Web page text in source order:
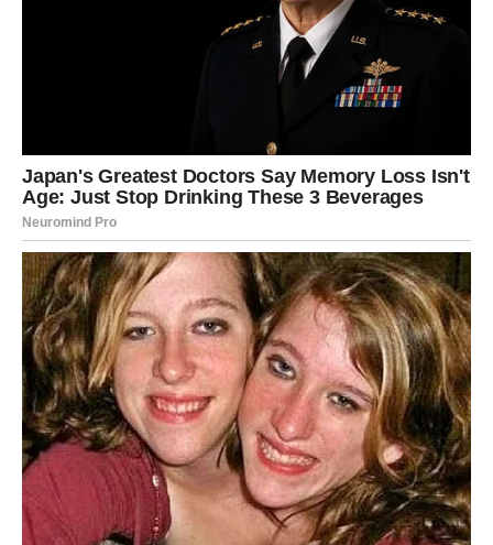
često je to bio tih, uporan pritisak koji se uvukao u
Briga. Preispitivanje. Sumnja. Umor od stalnog
Ali sada dolazi olakšanje koje se ne može ignorisati.
Za Device počinje periodemocionalnog resetovanja.
Kao da neko briše staru tablu i daje vam priliku da ponovo
napišete svoju priču — ali ovog puta bez straha.
Najveći zaokret dolazi kroz unutrašnje oslobađanje.
Shvatićete da više ne morate da nosite ono što nije vaše.
Oprostićete — sebi ili drugima. Pustićete ono što vas je
držalo zarobljenim.
A onda dolazi sreća.